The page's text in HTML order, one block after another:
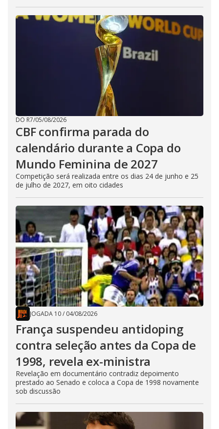
DO R7/05/08/2026
CBF confirma parada do
calendário durante a Copa do
Mundo Feminina de 2027
Competição será realizada entre os dias 24 de junho e 25
de julho de 2027, em oito cidades
JOGADA 10/ 04/08/2026
França suspendeu antidoping
contra seleção antes da Copa de
1998, revela ex-ministra
Revelação em documentário contradiz depoimento
prestado ao Senado e coloca a Copa de 1998 novamente
sob discussão